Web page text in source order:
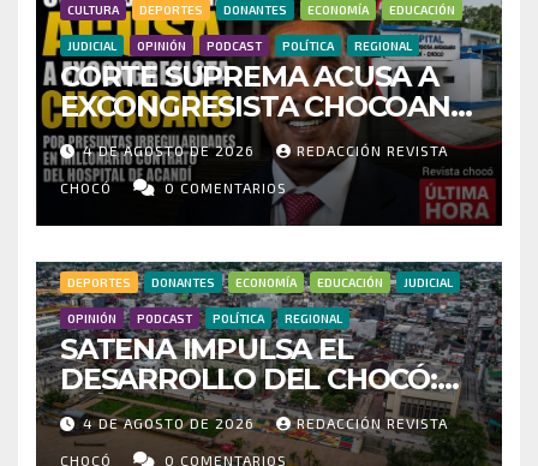
CULTURA DEPORTES DONANTES ECONOMÍA EDUCACIÓN
JUDICIAL OPINIÓN PODCAST POLÍTICA REGIONAL
CORTE SUPREMA ACUSA A
EXCONGRESISTA CHOCOANO
POR PRESUNTAS
IRREGULARIDADES EN
MILLONARIO CONTRATO DEL
HOSPITAL DE ACANDÍ
4 DE AGOSTO DE 2026 REDACCIÓN REVISTA
CHOCÓ 0 COMENTARIOS
DEPORTES DONANTES ECONOMÍA EDUCACIÓN JUDICIAL
OPINIÓN PODCAST POLÍTICA REGIONAL
SATENA IMPULSA EL
DESARROLLO DEL CHOCÓ:
MÁS DE 35 MIL PASAJEROS
MOVILIZADOS Y NUEVAS
4 DE AGOSTO DE 2026 REDACCIÓN REVISTA
CHOCÓ 0 COMENTARIOS